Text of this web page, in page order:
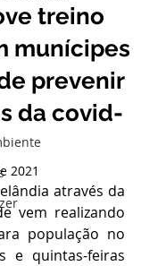
treino
munícipes
prevenir
da covid-
2021
através da
vem realizando
população no
e quintas-feiras